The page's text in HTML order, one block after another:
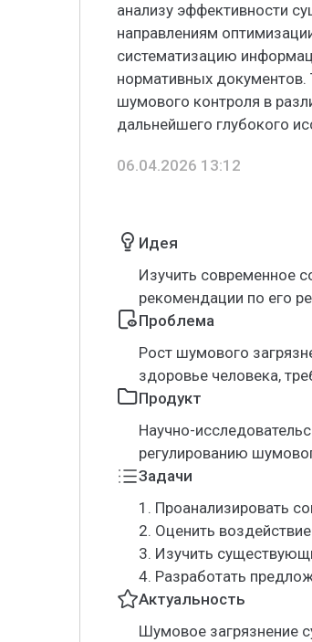
анализу эффективности
направлениям
систематизацию
нормативных
шумового контроля в
дальнейшего глубокого
06.04.2026 13:12
Идея
Изучить современное
рекомендации по его
Проблема
Рост шумового
здоровье человека,
Продукт
Научно-
регулированию
Задачи
1. Проанализировать
2. Оценить
3. Изучить
4. Разработать
Актуальность
Шумовое загрязнение